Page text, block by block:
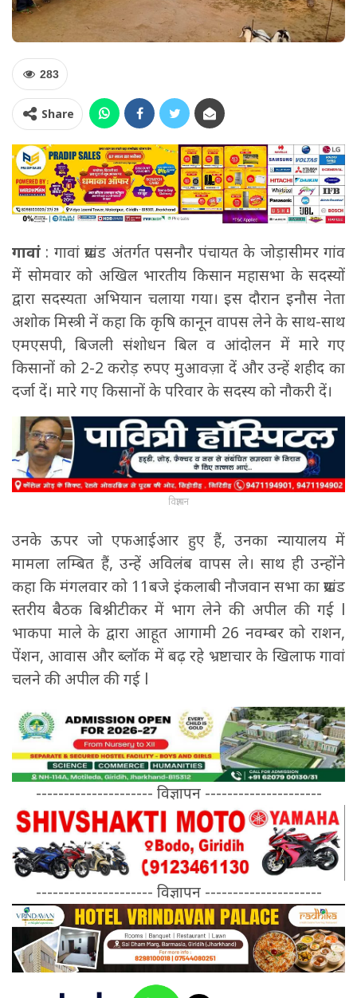
283
Share
गावां : गावां प्रखंड अंतर्गत पसनौर पंचायत के जोड़ासीमर गांव
में सोमवार को अखिल भारतीय किसान महासभा के सदस्यों
द्वारा सदस्यता अभियान चलाया गया। इस दौरान इनौस नेता
अशोक मिस्त्री नें कहा कि कृषि कानून वापस लेने के साथ-साथ
एमएसपी, बिजली संशोधन बिल व आंदोलन में मारे गए
किसानों को 2-2 करोड़ रुपए मुआवज़ा दें और उन्हें शहीद का
दर्जा दें। मारे गए किसानों के परिवार के सदस्य को नौकरी दें।
विज्ञापन
उनके ऊपर जो एफआईआर हुए हैं, उनका न्यायालय में
मामला लम्बित हैं, उन्हें अविलंब वापस ले। साथ ही उन्होंने
कहा कि मंगलवार को 11बजे इंकलाबी नौजवान सभा का प्रखंड
स्तरीय बैठक बिश्नीटीकर में भाग लेने की अपील की गई l
भाकपा माले के द्वारा आहूत आगामी 26 नवम्बर को राशन,
पेंशन, आवास और ब्लॉक में बढ़ रहे भ्रष्टाचार के खिलाफ गावां
चलने की अपील की गई l
--------------------- विज्ञापन ---------------------
--------------------- विज्ञापन ---------------------